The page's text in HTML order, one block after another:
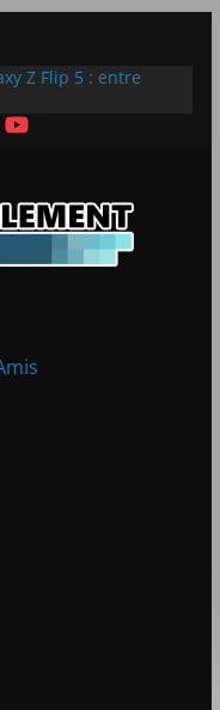
Z Flip 5 : entre
[Notre Avis]